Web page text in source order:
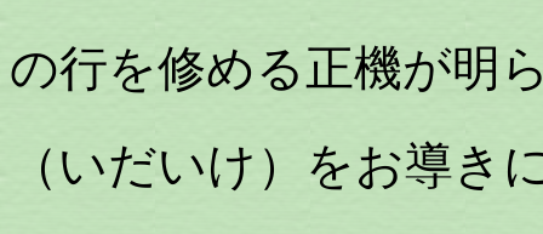
の行を修める正機が明
（いだいけ）をお導き